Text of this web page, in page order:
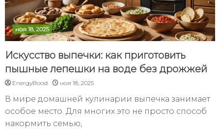
ноя 18, 2025
Искусство выпечки: как приготовить
пышные лепешки на воде без дрожжей
EnergyBoost ноя 18, 2025
В мире домашней кулинарии выпечка занимает
особое место. Для многих это не просто способ
накормить семью,